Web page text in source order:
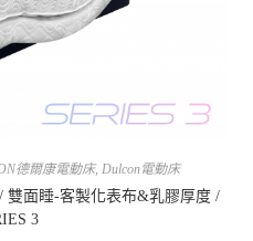
德爾康電動床, Dulcon電動床
雙面睡-客製化表布&乳膠厚度 /
3